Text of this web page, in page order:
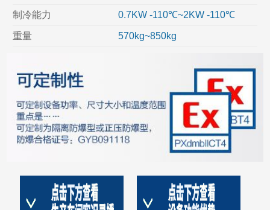
制冷能力 0.7KW -110℃~2KW -110℃
重量 570kg~850kg